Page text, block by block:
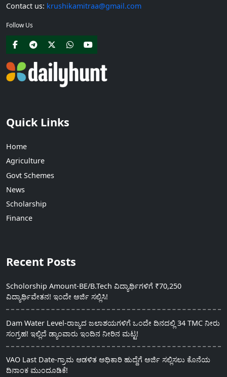
Contact us: krushikamitraa@gmail.com
Follow Us
Quick Links
Home
Agriculture
Govt Schemes
News
Scholarship
Finance
Recent Posts
Scholorship Amount-BE/B.Tech ವಿದ್ಯಾರ್ಥಿಗಳಿಗೆ ₹70,250
ವಿದ್ಯಾರ್ಥಿವೇತನ! ಇಂದೇ ಅರ್ಜಿ ಸಲ್ಲಿಸಿ!
Dam Water Level-ರಾಜ್ಯದ ಜಲಾಶಯಗಳಿಗೆ ಒಂದೇ ದಿನದಲ್ಲಿ 34 TMC ನೀರು
ಸಂಗ್ರಹ! ಇಲ್ಲಿದೆ ಡ್ಯಾಂವಾರು ಇಂದಿನ ನೀರಿನ ಮಟ್ಟ!
VAO Last Date-ಗ್ರಾಮ ಆಡಳಿತ ಅಧಿಕಾರಿ ಹುದ್ದೆಗೆ ಅರ್ಜಿ ಸಲ್ಲಿಸಲು ಕೊನೆಯ
ದಿನಾಂಕ ಮುಂದೂಡಿಕೆ!